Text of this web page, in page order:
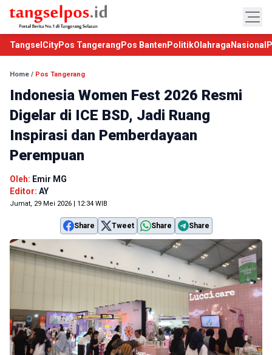
TangselCityPos Tangerang Pos Banten PolitikOlahraga Nasional
Home / Pos Tangerang
Indonesia Women Fest 2026 Resmi
Digelar di ICE BSD, Jadi Ruang
Inspirasi dan Pemberdayaan
Perempuan
Oleh: Emir MG
Editor: AY
Jumat, 29 Mei 2026 | 12:34 WIB
Share Tweet Share Share